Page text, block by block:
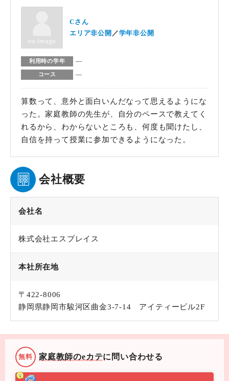
Cさん
エリア非公開
学年非公開
利用時の学年 ―
コース ―
算数って、意外と面白いんだなって思えるようにな
った。家庭教師の先生が、自分のペースで教えてく
れるから、わからないところも、何度も聞けたし、
自信を持って授業に参加できるようになった。
会社概要
会社名
株式会社エスプレイス
本社所在地
〒422-8006
静岡県静岡市駿河区曲金3-7-14 アイティービル2F
無料 家庭教師のeカテに問い合わせる